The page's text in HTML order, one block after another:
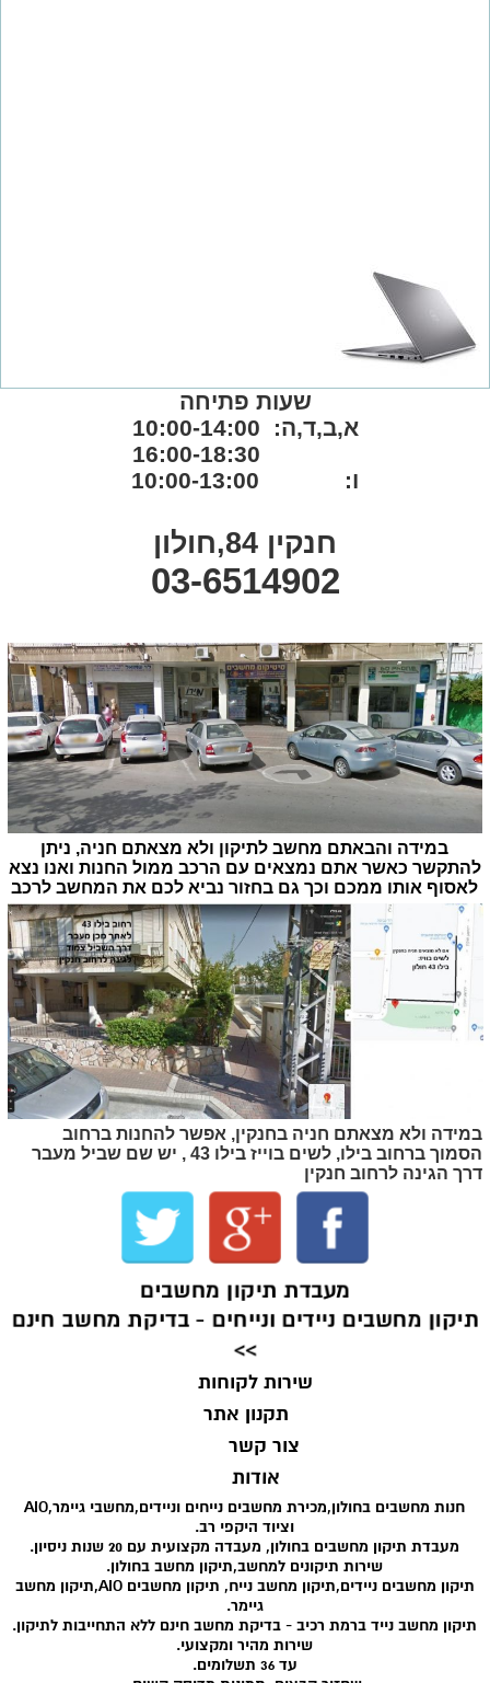
צור קשר
אודות
תקנון אתר
שירות לקוחות
חנות מחשבים בחולון,מכירת מחשבים נייחים וניידים,מחשבי גיימר,AIO
וציוד היקפי רב.
מעבדת תיקון מחשבים בחולון, מעבדה מקצועית עם 20 שנות ניסיון.
שירות תיקונים למחשב,תיקון מחשב בחולון.
תיקון מחשבים ניידים,תיקון מחשב נייח, תיקון מחשבים AIO,תיקון מחשב
גיימר.
תיקון מחשב נייד ברמת רכיב - בדיקת מחשב חינם ללא התחייבות לתיקון.
שירות מהיר ומקצועי.
עד 36 תשלומים.
מעבדת תיקון מחשבים
תיקון מחשבים ניידים ונייחים - בדיקת מחשב חינם
>>
במידה והבאתם מחשב לתיקון ולא מצאתם חניה, ניתן
להתקשר כאשר אתם נמצאים עם הרכב ממול החנות ואנו נצא
לאסוף אותו ממכם וכך גם בחזור נביא לכם את המחשב לרכב
במידה ולא מצאתם חניה בחנקין, אפשר להחנות ברחוב
הסמוך ברחוב בילו, לשים בוייז בילו 43 , יש שם שביל מעבר
דרך הגינה לרחוב חנקין
שעות פתיחה
א,ב,ד,ה: 10:00-14:00
ו: 10:00-13:00
חנקין 84,חולון
03-6514902